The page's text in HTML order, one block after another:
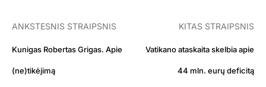
ANKSTESNIS STRAIPSNIS
Kunigas Robertas Grigas. Apie
(ne)tikėjimą
KITAS STRAIPSNIS
Vatikano ataskaita skelbia apie
44 mln. eurų deficitą